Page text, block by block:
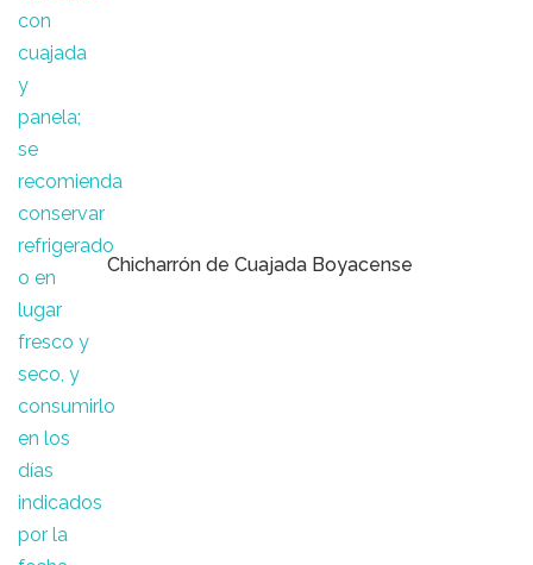
Chicharrón de Cuajada Boyacense